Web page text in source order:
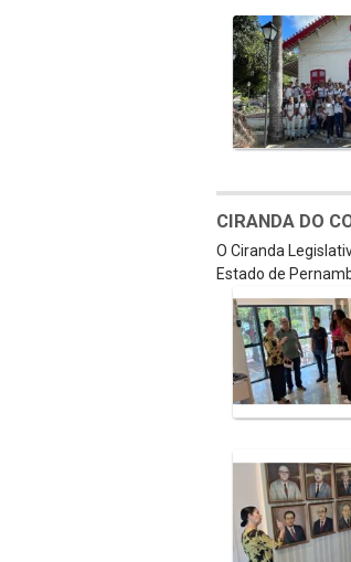
CIRANDA DO
O Ciranda
Estado de
Galeria de Mídias